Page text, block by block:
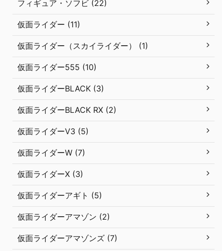
フィギュア・ソフビ (22)
仮面ライダー (11)
仮面ライダー（スカイライダー） (1)
仮面ライダー555 (10)
仮面ライダーBLACK (3)
仮面ライダーBLACK RX (2)
仮面ライダーV3 (5)
仮面ライダーW (7)
仮面ライダーX (3)
仮面ライダーアギト (5)
仮面ライダーアマゾン (2)
仮面ライダーアマゾンズ (7)